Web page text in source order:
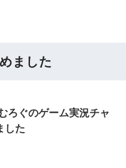
ました
ろぐのゲーム実況チャ
した